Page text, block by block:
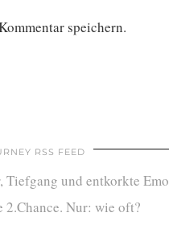
speichern.
RSS FEED
und entkorkte
2.Chance. Nur: wie oft?